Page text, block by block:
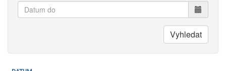
Datum
do
Vyhledat